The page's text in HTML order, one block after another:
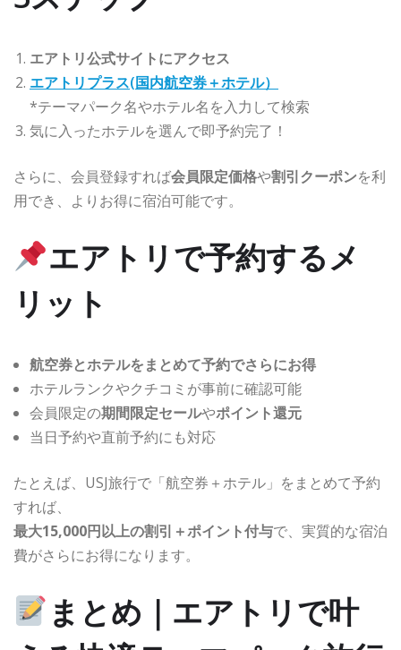
エアトリ公式サイトにアクセス
エアトリプラス(国内航空券＋ホテル）
*テーマパーク名やホテル名を入力して検索
気に入ったホテルを選んで即予約完了！
さらに、会員登録すれば会員限定価格や割引クーポンを利
用でき、よりお得に宿泊可能です。
エアトリで予約するメ
リット
航空券とホテルをまとめて予約でさらにお得
ホテルランクやクチコミが事前に確認可能
会員限定の期間限定セールやポイント還元
当日予約や直前予約にも対応
たとえば、USJ旅行で「航空券＋ホテル」をまとめて予約
すれば、
最大15,000円以上の割引＋ポイント付与で、実質的な宿泊
費がさらにお得になります。
まとめ｜エアトリで叶